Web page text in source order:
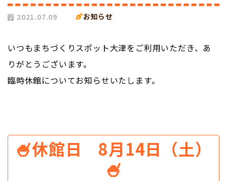
2021.07.09 お知らせ
いつもまちづくりスポット大津をご利用いただき、あ
りがとうございます。
臨時休館についてお知らせいたします。
🍧休館日 8月14日（土）
🍧